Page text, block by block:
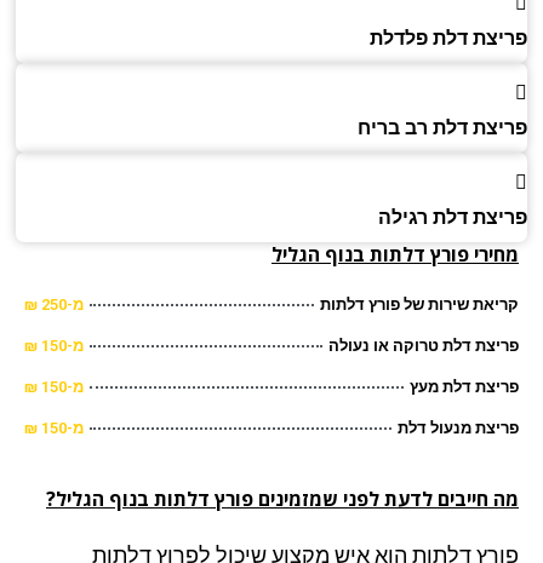
דלת פלדלת
דלת רב בריח
דלת רגילה
פורץ דלתות בנוף הגליל
שירות של פורץ דלתות מ-250 ₪
דלת טרוקה או נעולה מ-150 ₪
דלת מעץ מ-150 ₪
מנעול דלת מ-150 ₪
חייבים לדעת לפני שמזמינים פורץ דלתות בנוף הגליל?
דלתות הוא איש מקצוע שיכול לפרוץ דלתות